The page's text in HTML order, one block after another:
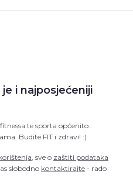
i najposjećeniji
te sporta općenito.
Budite FIT i zdravi! :)
, sve o zaštiti podataka
slobodno kontaktirajte - rado